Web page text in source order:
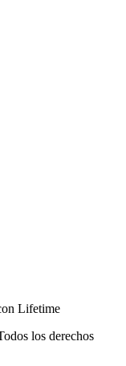
Lifetime
los derechos